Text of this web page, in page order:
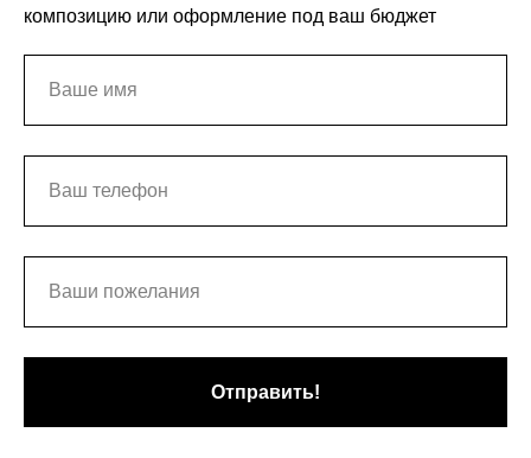
композицию или оформление под ваш бюджет
Отправить!